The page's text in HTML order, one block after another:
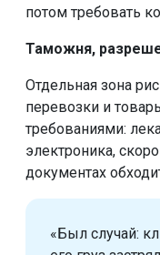
потом требовать
Таможня,
Отдельная зона
перевозки и
требованиями:
электроника,
документах
«Был случай: